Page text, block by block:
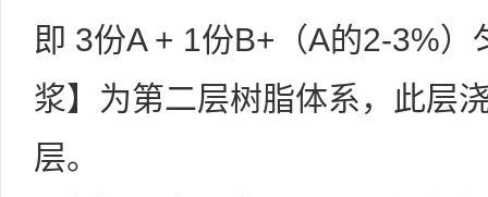
即 3份A + 1份B+（A的2-3%
浆】为第二层树脂体系，此层
层。